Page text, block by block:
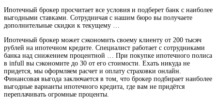
Ипотечный брокер просчитает все условия и подберет банк с наиболее
выгодными ставками. Сотрудничая с нашим бюро вы получаете
дополнительные скидки к текущему …
Ипотечный брокер может сэкономить своему клиенту от 200 тысяч
рублей на ипотечном кредите. Специалист работает с сотрудниками
банка над снижением процентной … При покупке ипотечного полиса
в infull вы сэкономите до 30 от его стоимости. Ехать никуда не
придется, мы оформляем расчет и оплату страховки онлайн.
Финансовая выгода заключается в том, что брокер подбирает наиболее
выгодные варианты ипотечного кредита, где вам не придётся
переплачивать огромные проценты.